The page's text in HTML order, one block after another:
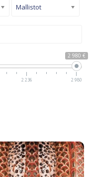
2 980 €
2 236 2 980
Mallistot